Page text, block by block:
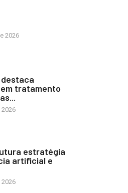
2026
destaca
tratamento
estratégia
artificial e